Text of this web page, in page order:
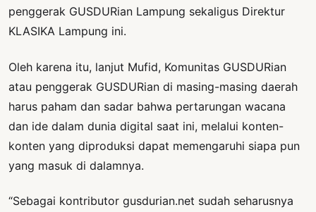
penggerak GUSDURian Lampung sekaligus Direktur
KLASIKA Lampung ini.
Oleh karena itu, lanjut Mufid, Komunitas GUSDURian
atau penggerak GUSDURian di masing-masing daerah
harus paham dan sadar bahwa pertarungan wacana
dan ide dalam dunia digital saat ini, melalui konten-
konten yang diproduksi dapat memengaruhi siapa pun
yang masuk di dalamnya.
“Sebagai kontributor gusdurian.net sudah seharusnya